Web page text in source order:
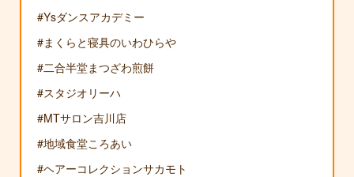
#Ysダンスアカデミー
#まくらと寝具のいわひらや
#二合半堂まつざわ煎餅
#スタジオリーハ
#MTサロン吉川店
#地域食堂ころあい
#ヘアーコレクションサカモト